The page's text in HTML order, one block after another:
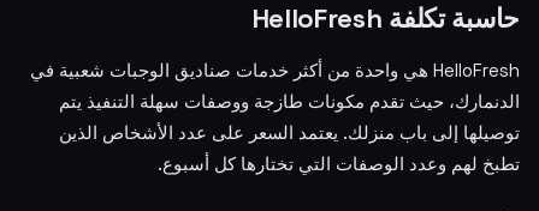
حاسبة تكلفة HelloFresh
HelloFresh هي واحدة من أكثر خدمات صناديق الوجبات شعبية في
الدنمارك، حيث تقدم مكونات طازجة ووصفات سهلة التنفيذ يتم
توصيلها إلى باب منزلك. يعتمد السعر على عدد الأشخاص الذين
تطبخ لهم وعدد الوصفات التي تختارها كل أسبوع.